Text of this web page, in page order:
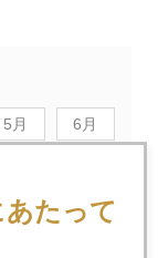
5月 6月
たって